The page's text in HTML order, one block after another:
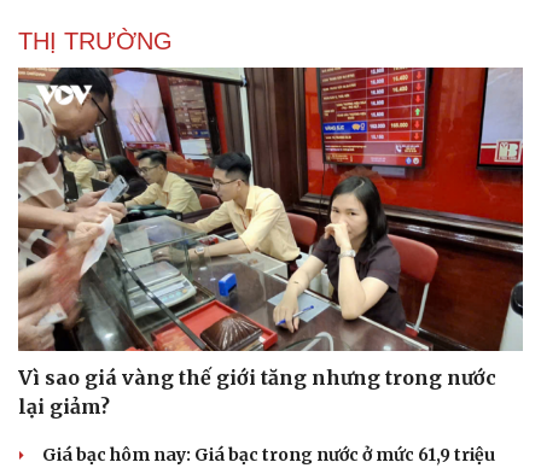
THỊ TRƯỜNG
Vì sao giá vàng thế giới tăng nhưng trong nước
lại giảm?
Giá bạc hôm nay: Giá bạc trong nước ở mức 61,9 triệu